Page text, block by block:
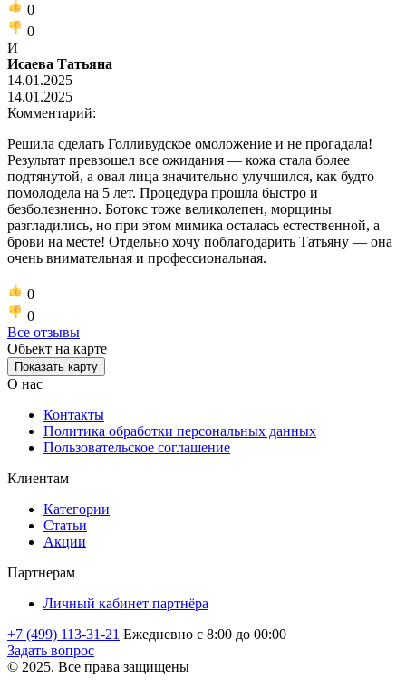
0
0
И
Исаева Татьяна
14.01.2025
14.01.2025
Комментарий:
Решила сделать Голливудское омоложение и не прогадала!
Результат превзошел все ожидания — кожа стала более
подтянутой, а овал лица значительно улучшился, как будто
помолодела на 5 лет. Процедура прошла быстро и
безболезненно. Ботокс тоже великолепен, морщины
разгладились, но при этом мимика осталась естественной, а
брови на месте! Отдельно хочу поблагодарить Татьяну — она
очень внимательная и профессиональная.
0
0
Все отзывы
Обьект на карте
Показать карту
О нас
Контакты
Политика обработки персональных данных
Пользовательское соглашение
Клиентам
Категории
Статьи
Акции
Партнерам
Личный кабинет партнёра
+7 (499) 113-31-21 Ежедневно с 8:00 до 00:00
Задать вопрос
© 2025. Все права защищены